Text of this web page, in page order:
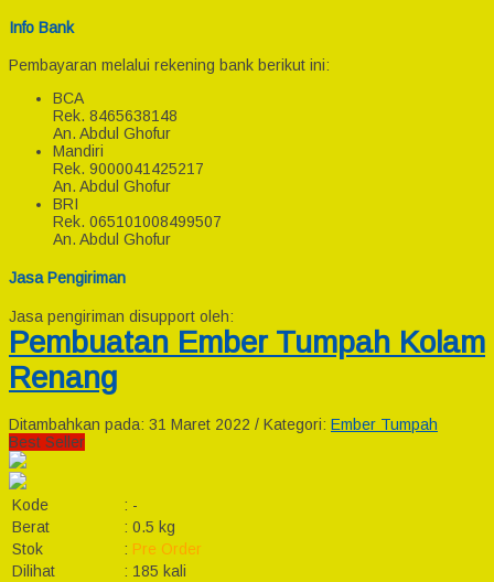
Info Bank
Pembayaran melalui rekening bank berikut ini:
BCA
Rek. 8465638148
An. Abdul Ghofur
Mandiri
Rek. 9000041425217
An. Abdul Ghofur
BRI
Rek. 065101008499507
An. Abdul Ghofur
Jasa Pengiriman
Jasa pengiriman disupport oleh:
Pembuatan Ember Tumpah Kolam
Renang
Ditambahkan pada: 31 Maret 2022 / Kategori: Ember Tumpah
Best Seller
Kode : -
Berat
: 0.5 kg
Stok
: Pre Order
Dilihat
: 185 kali